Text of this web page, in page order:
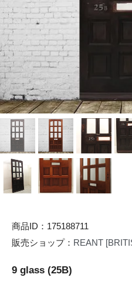
商品ID：175188711
販売ショップ： REANT
9 glass (25B)